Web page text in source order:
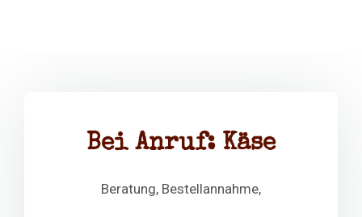
Bei Anruf: Käse
Beratung, Bestellannahme,